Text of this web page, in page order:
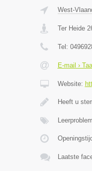
West-
Ter Heide
Tel:
E-mail ›
Website:
Heeft u
Laatste